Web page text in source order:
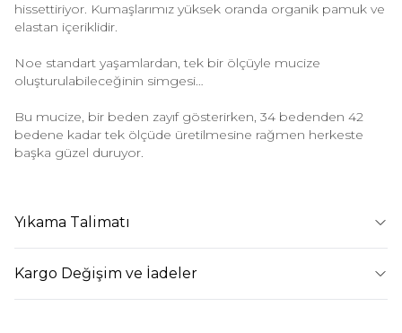
hissettiriyor. Kumaşlarımız yüksek oranda organik pamuk ve
elastan içeriklidir.
Noe standart yaşamlardan, tek bir ölçüyle mucize
oluşturulabileceğinin simgesi…
Bu mucize, bir beden zayıf gösterirken, 34 bedenden 42
bedene kadar tek ölçüde üretilmesine rağmen herkeste
başka güzel duruyor.
Yıkama Talimatı
Kargo Değişim ve İadeler